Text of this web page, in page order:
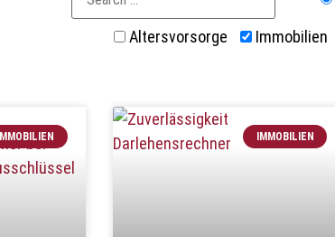
Altersvorsorge
Immobilien
IMMOBILIEN IMMOBILIEN